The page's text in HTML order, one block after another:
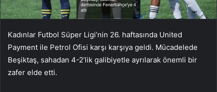
Kadınlar Futbol Süper Ligi’nin 26. haftasında United
Payment ile Petrol Ofisi karşı karşıya geldi. Mücadelede
Beşiktaş, sahadan 4-2’lik galibiyetle ayrılarak önemli bir
zafer elde etti.